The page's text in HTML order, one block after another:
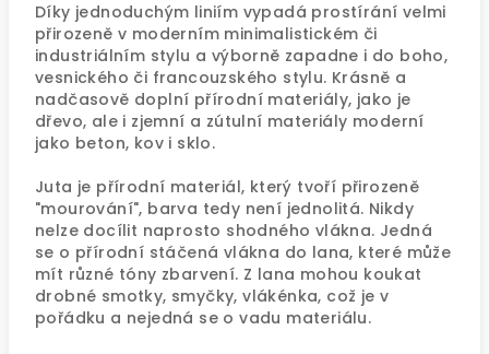
Díky jednoduchým liniím vypadá prostírání velmi
přirozeně v moderním minimalistickém či
industriálním stylu a výborně zapadne i do boho,
vesnického či francouzského stylu. Krásně a
nadčasově doplní přírodní materiály, jako je
dřevo, ale i zjemní a zútulní materiály moderní
jako beton, kov i sklo.
Juta je přírodní materiál, který tvoří přirozeně
"mourování", barva tedy není jednolitá. Nikdy
nelze docílit naprosto shodného vlákna. Jedná
se o přírodní stáčená vlákna do lana, které může
mít různé tóny zbarvení. Z lana mohou koukat
drobné smotky, smyčky, vlákénka, což je v
pořádku a nejedná se o vadu materiálu.